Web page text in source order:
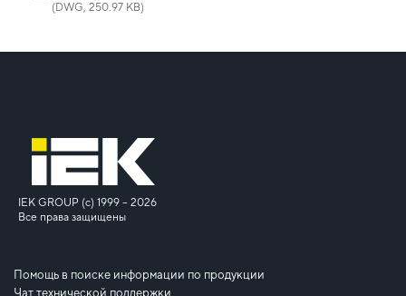
(DWG, 250.97 KB)
IEK GROUP (c) 1999 – 2026
Все права защищены
Помощь в поиске информации по продукции
Чат технической поддержки